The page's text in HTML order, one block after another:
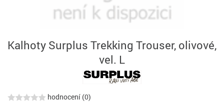
Kalhoty Surplus Trekking Trouser, olivové,
vel. L
hodnocení (0)